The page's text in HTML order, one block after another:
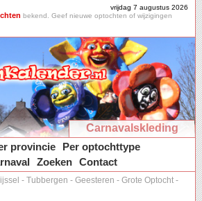
vrijdag 7 augustus 2026
bekend. Geef nieuwe optochten of wijzigingen
Carnavalskleding
provincie
Per optochttype
Zoeken Contact
- Tubbergen - Geesteren - Grote Optocht -